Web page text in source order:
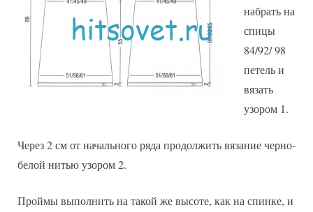
набрать на
спицы
84/92/ 98
петель и
вязать
узором 1.
Через 2 см от начального ряда продолжить вязание черно-
белой нитью узором 2.
Проймы выполнить на такой же высоте, как на спинке, и